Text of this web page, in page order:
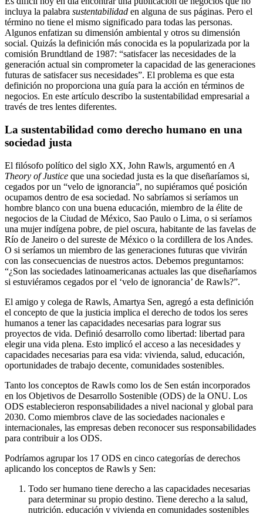
incluya la palabra sustentabilidad en alguna de sus páginas. Pero el
término no tiene el mismo significado para todas las personas.
Algunos enfatizan su dimensión ambiental y otros su dimensión
social. Quizás la definición más conocida es la popularizada por la
comisión Brundtland de 1987: “satisfacer las necesidades de la
generación actual sin comprometer la capacidad de las generaciones
futuras de satisfacer sus necesidades”. El problema es que esta
definición no proporciona una guía para la acción en términos de
negocios. En este artículo describo la sustentabilidad empresarial a
través de tres lentes diferentes.
La sustentabilidad como derecho humano en una
sociedad justa
El filósofo político del siglo XX, John Rawls, argumentó en A
Theory of Justice que una sociedad justa es la que diseñaríamos si,
cegados por un “velo de ignorancia”, no supiéramos qué posición
ocupamos dentro de esa sociedad. No sabríamos si seríamos un
hombre blanco con una buena educación, miembro de la élite de
negocios de la Ciudad de México, Sao Paulo o Lima, o si seríamos
una mujer indígena pobre, de piel oscura, habitante de las favelas de
Río de Janeiro o del sureste de México o la cordillera de los Andes.
O si seríamos un miembro de las generaciones futuras que vivirán
con las consecuencias de nuestros actos. Debemos preguntarnos:
“¿Son las sociedades latinoamericanas actuales las que diseñaríamos
si estuviéramos cegados por el ‘velo de ignorancia’ de Rawls?”.
El amigo y colega de Rawls, Amartya Sen, agregó a esta definición
el concepto de que la justicia implica el derecho de todos los seres
humanos a tener las capacidades necesarias para lograr sus
proyectos de vida. Definió desarrollo como libertad: libertad para
elegir una vida plena. Esto implicó el acceso a las necesidades y
capacidades necesarias para esa vida: vivienda, salud, educación,
oportunidades de trabajo decente, comunidades sostenibles.
Tanto los conceptos de Rawls como los de Sen están incorporados
en los Objetivos de Desarrollo Sostenible (ODS) de la ONU. Los
ODS establecieron responsabilidades a nivel nacional y global para
2030. Como miembros clave de las sociedades nacionales e
internacionales, las empresas deben reconocer sus responsabilidades
para contribuir a los ODS.
Podríamos agrupar los 17 ODS en cinco categorías de derechos
aplicando los conceptos de Rawls y Sen:
Todo ser humano tiene derecho a las capacidades necesarias
para determinar su propio destino. Tiene derecho a la salud,
nutrición, educación y vivienda en comunidades sostenibles